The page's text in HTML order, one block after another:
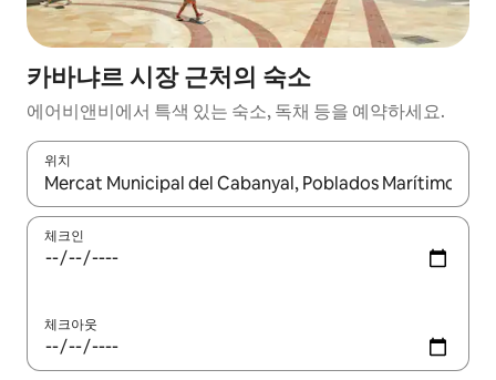
카바냐르 시장 근처의 숙소
에어비앤비에서 특색 있는 숙소, 독채 등을 예약하세요.
위치
결과가 나오면 위·아래 화살표 키를 사용하거나 터치 또는 스와이
체크인
체크아웃